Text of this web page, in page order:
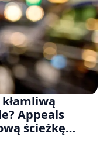
Appeals
ścieżkę